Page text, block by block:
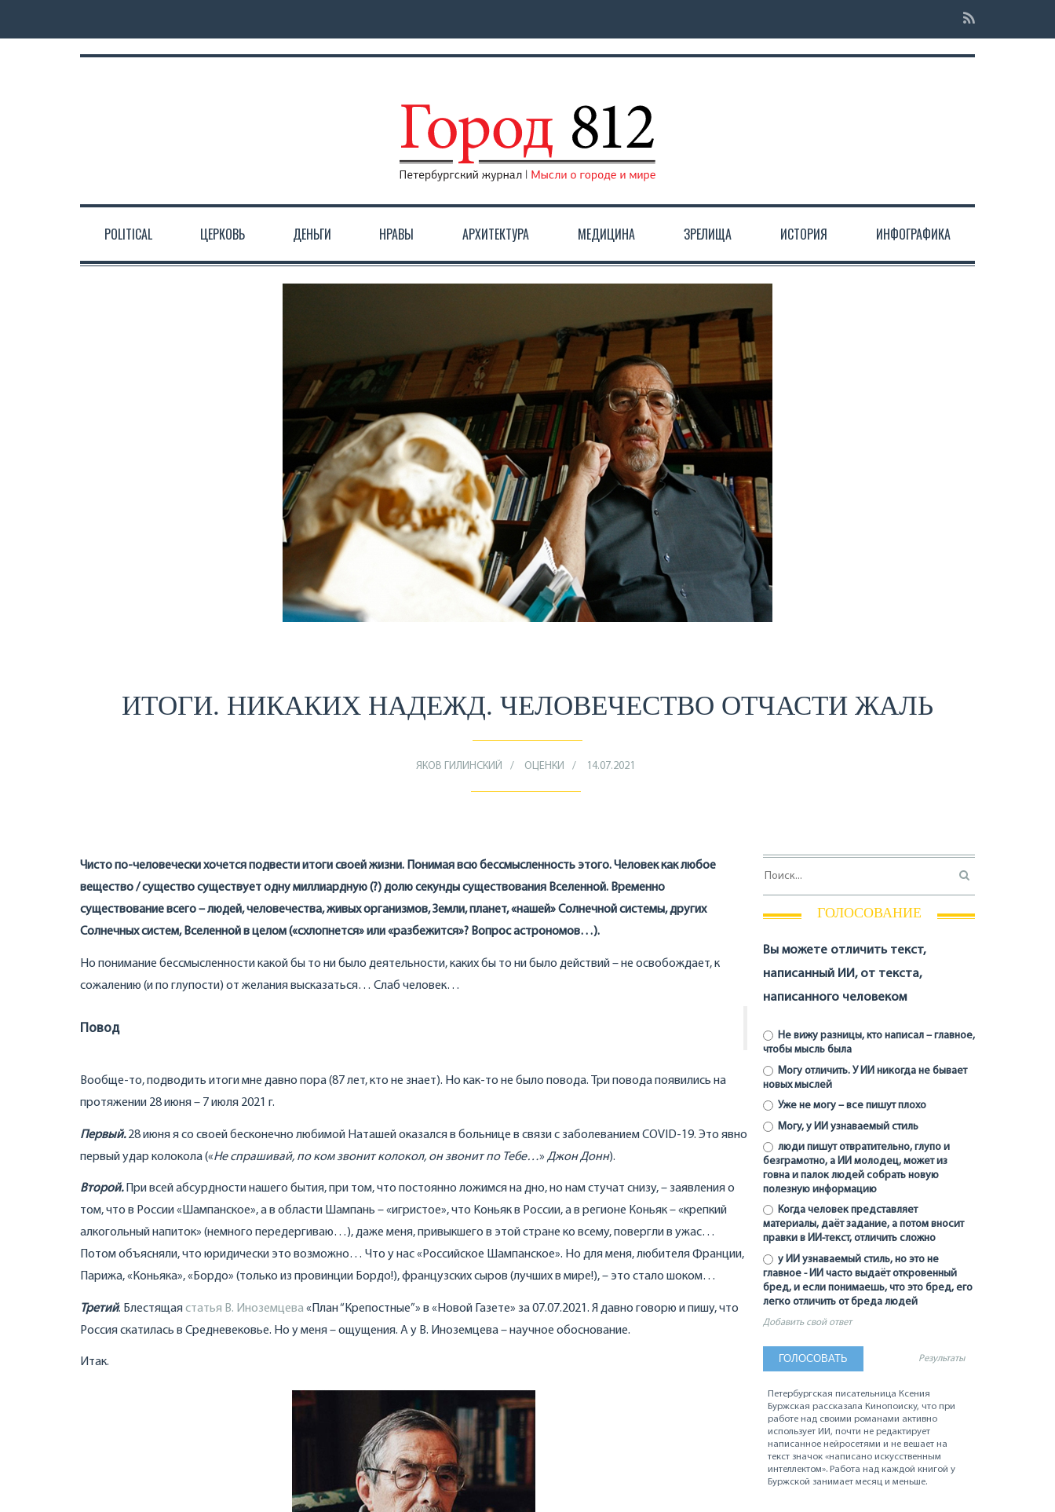
POLITICAL ЦЕРКОВЬ ДЕНЬГИ НРАВЫ АРХИТЕКТУРА МЕДИЦИНА ЗРЕЛИЩА ИСТОРИЯ ИНФОГРАФИКА
ИТОГИ. НИКАКИХ НАДЕЖД. ЧЕЛОВЕЧЕСТВО ОТЧАСТИ ЖАЛЬ
ЯКОВ ГИЛИНСКИЙ ОЦЕНКИ 14.07.2021
Чисто по-человечески хочется подвести итоги своей жизни. Понимая всю бессмысленность этого. Человек как любое
вещество / существо существует одну миллиардную (?) долю секунды существования Вселенной. Временно
существование всего – людей, человечества, живых организмов, Земли, планет, «нашей» Солнечной системы, других
Солнечных систем, Вселенной в целом («схлопнется» или «разбежится»? Вопрос астрономов…).
Но понимание бессмысленности какой бы то ни было деятельности, каких бы то ни было действий – не освобождает, к
сожалению (и по глупости) от желания высказаться… Слаб человек…
Повод
Вообще-то, подводить итоги мне давно пора (87 лет, кто не знает). Но как-то не было повода. Три повода появились на
протяжении 28 июня – 7 июля 2021 г.
Первый.28 июня я со своей бесконечно любимой Наташей оказался в больнице в связи с заболеванием COVID-19. Это явно
первый удар колокола («Не спрашивай, по ком звонит колокол, он звонит по Тебе…» Джон Донн).
Второй.При всей абсурдности нашего бытия, при том, что постоянно ложимся на дно, но нам стучат снизу, – заявления о
том, что в России «Шампанское», а в области Шампань – «игристое», что Коньяк в России, а в регионе Коньяк – «крепкий
алкогольный напиток» (немного передергиваю…), даже меня, привыкшего в этой стране ко всему, повергли в ужас…
Потом объясняли, что юридически это возможно… Что у нас «Российское Шампанское». Но для меня, любителя Франции,
Парижа, «Коньяка», «Бордо» (только из провинции Бордо!), французских сыров (лучших в мире!), – это стало шоком…
Третий. Блестящаястатья В. Иноземцева «План “Крепостные”» в «Новой Газете» за 07.07.2021. Я давно говорю и пишу, что
Россия скатилась в Средневековье. Но у меня – ощущения. А у В. Иноземцева – научное обоснование.
Итак.
ГОЛОСОВАНИЕ
Вы можете отличить текст,
написанный ИИ, от текста,
написанного человеком
Не вижу разницы, кто написал – главное,
чтобы мысль была
Могу отличить. У ИИ никогда не бывает
новых мыслей
Уже не могу – все пишут плохо
Могу, у ИИ узнаваемый стиль
люди пишут отвратительно, глупо и
безграмотно, а ИИ молодец, может из
говна и палок людей собрать новую
полезную информацию
Когда человек представляет
материалы, даёт задание, а потом вносит
правки в ИИ-текст, отличить сложно
у ИИ узнаваемый стиль, но это не
главное - ИИ часто выдаёт откровенный
бред, и если понимаешь, что это бред, его
легко отличить от бреда людей
Добавить свой ответ
Результаты
Петербургская писательница Ксения
Буржская рассказала Кинопоиску, что при
работе над своими романами активно
использует ИИ, почти не редактирует
написанное нейросетями и не вешает на
текст значок «написано искусственным
интеллектом». Работа над каждой книгой у
Буржской занимает месяц и меньше.